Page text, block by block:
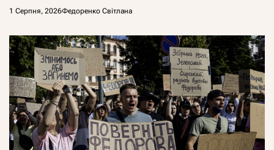
1 Серпня, 2026Федоренко Світлана